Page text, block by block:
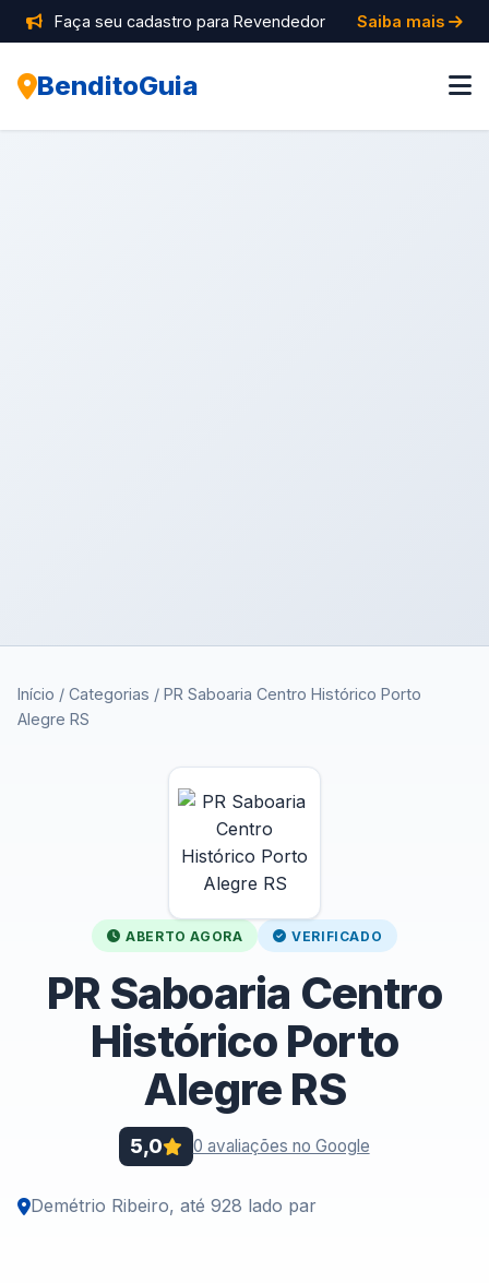
Faça seu cadastro para Revendedor Saiba mais
BenditoGuia
Início / Categorias / PR Saboaria Centro Histórico Porto
Alegre RS
ABERTO AGORA VERIFICADO
PR Saboaria Centro
Histórico Porto
Alegre RS
5,0 0 avaliações no Google
Demétrio Ribeiro, até 928 lado par